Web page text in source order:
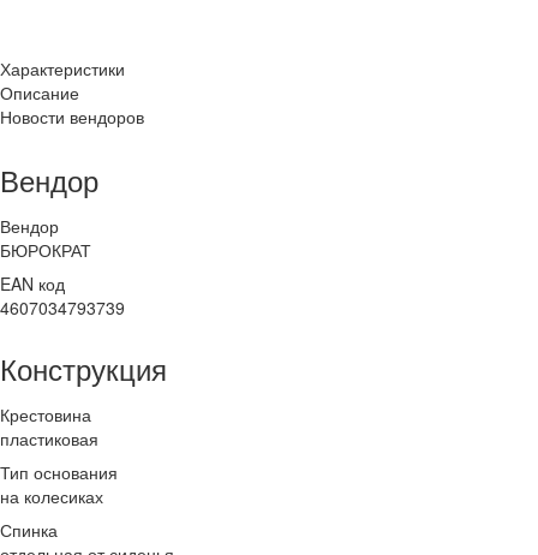
Характеристики
Описание
Новости вендоров
Вендор
Вендор
БЮРОКРАТ
EAN код
4607034793739
Конструкция
Крестовина
пластиковая
Тип основания
на колесиках
Спинка